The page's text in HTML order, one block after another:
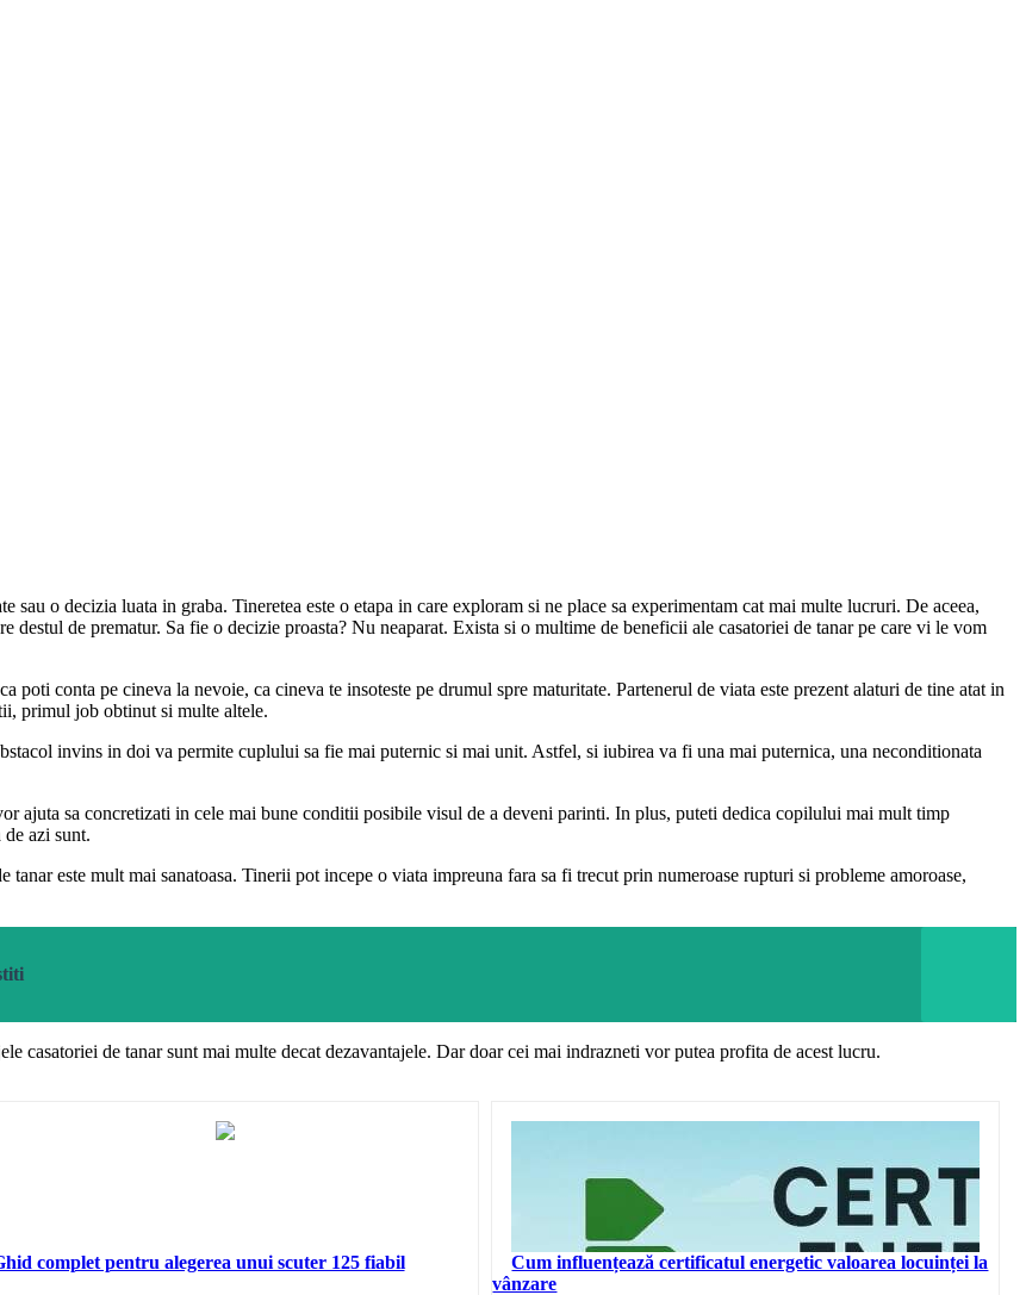
sau o decizia luata in graba. Tineretea este o etapa in care exploram si ne place sa experimentam cat mai multe lucruri. De aceea,
destul de prematur. Sa fie o decizie proasta? Nu neaparat. Exista si o multime de beneficii ale casatoriei de tanar pe care vi le vom
poti conta pe cineva la nevoie, ca cineva te insoteste pe drumul spre maturitate. Partenerul de viata este prezent alaturi de tine atat in
primul job obtinut si multe altele.
invins in doi va permite cuplului sa fie mai puternic si mai unit. Astfel, si iubirea va fi una mai puternica, una neconditionata
ajuta sa concretizati in cele mai bune conditii posibile visul de a deveni parinti. In plus, puteti dedica copilului mai mult timp
azi sunt.
tanar este mult mai sanatoasa. Tinerii pot incepe o viata impreuna fara sa fi trecut prin numeroase rupturi si probleme amoroase,
casatoriei de tanar sunt mai multe decat dezavantajele. Dar doar cei mai indrazneti vor putea profita de acest lucru.
complet pentru alegerea unui scuter 125 fiabil
Cum influențează certificatul energetic valoarea locuinței la
vânzare